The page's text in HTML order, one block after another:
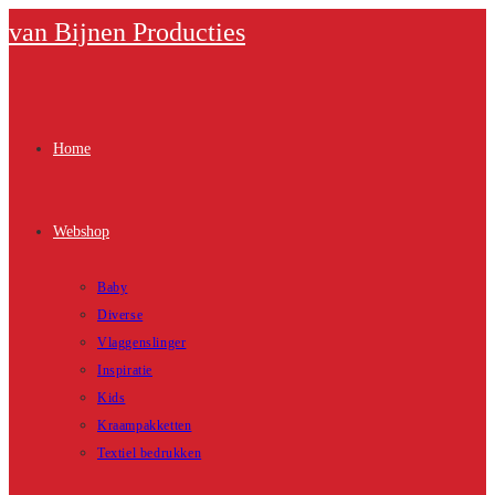
naar
van Bijnen Producties
Home
Webshop
Baby
Diverse
Vlaggenslinger
Inspiratie
Kids
Kraampakketten
Textiel bedrukken